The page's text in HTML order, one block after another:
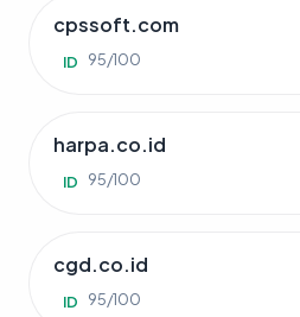
cpssoft.com
ID 95/100
harpa.co.id
ID 95/100
cgd.co.id
ID 95/100